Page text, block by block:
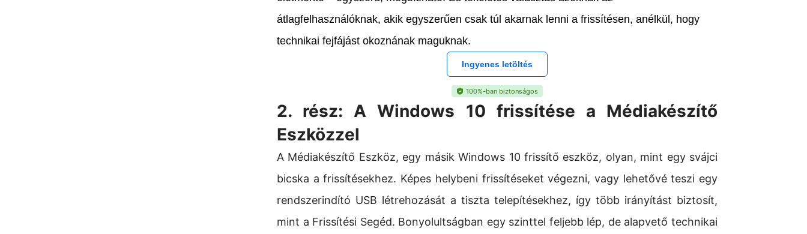
átlagfelhasználóknak, akik egyszerűen csak túl akarnak lenni a frissítésen, anélkül, hogy
technikai fejfájást okoznának maguknak.
Ingyenes letöltés
100%-ban biztonságos
2. rész: A Windows 10 frissítése a Médiakészítő
Eszközzel
A Médiakészítő Eszköz, egy másik Windows 10 frissítő eszköz, olyan, mint egy svájci
bicska a frissítésekhez. Képes helybeni frissítéseket végezni, vagy lehetővé teszi egy
rendszerindító USB létrehozását a tiszta telepítésekhez, így több irányítást biztosít,
mint a Frissítési Segéd. Bonyolultságban egy szinttel feljebb lép, de alapvető technikai